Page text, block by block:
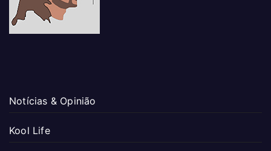
Notícias & Opinião
Kool Life